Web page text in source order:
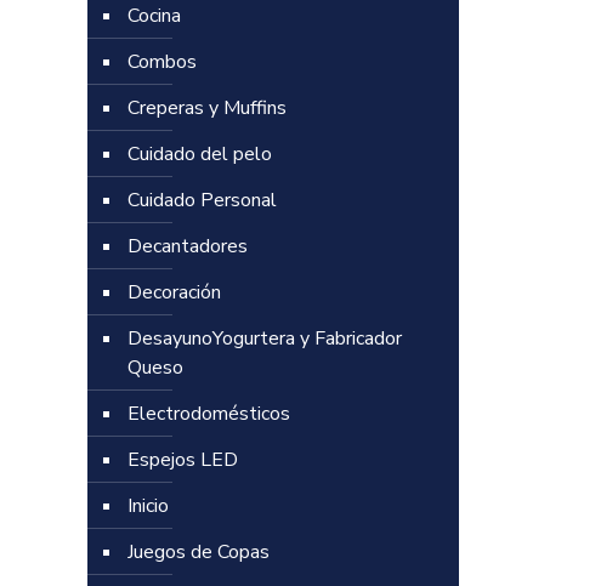
Cocina
Combos
Creperas y Muffins
Cuidado del pelo
Cuidado Personal
Decantadores
Decoración
DesayunoYogurtera y Fabricador
Queso
Electrodomésticos
Espejos LED
Inicio
Juegos de Copas